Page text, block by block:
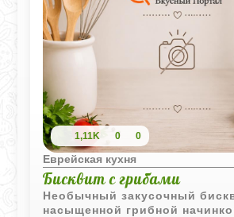
1,11K 0 0
Еврейская кухня
Бисквит с грибами
Необычный закусочный
насыщенной грибной